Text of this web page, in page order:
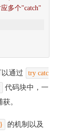
多个"catch"
通过
try catc
代码块中，一
。
的机制以及